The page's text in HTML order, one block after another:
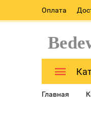
Оплата
Главная